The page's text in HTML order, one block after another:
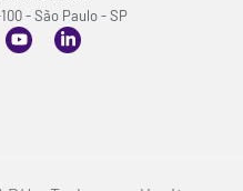
- São Paulo - SP